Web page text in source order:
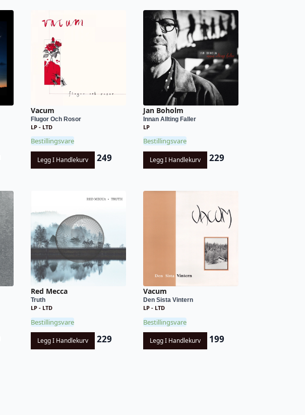
Vacum
Flugor Och Rosor
LP - LTD
Bestillingsvare
Legg I Handlekurv 249
Jan Boholm
Innan Allting Faller
LP
Bestillingsvare
Legg I Handlekurv 229
Red Mecca
Truth
LP - LTD
Bestillingsvare
Legg I Handlekurv 229
Vacum
Den Sista Vintern
LP - LTD
Bestillingsvare
Legg I Handlekurv 199